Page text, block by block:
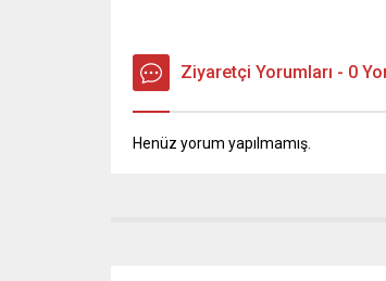
Ziyaretçi Yorumları - 0
Henüz yorum yapılmamış.